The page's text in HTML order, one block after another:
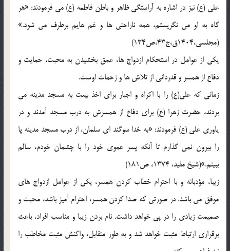
علی (ع) نیز در اشاره به آراستگی ظاهر و باطن فاطمه (ع) می فرمودند: «هر
گاه به او می نگریستم، همه ناراحتی ها و غم هایم برطرف می شود.»
(مجلسی،1404ق،ج43،ص134)
یکی از عوامل در استحکام ازدواج ها، عمق بخشیدن به محبت، حمایت و
دفاع از همسر و قدردانی از تلاش ها و زحمات اوست.
زمانی که علی(ع) را با اکراه و اجبار برای اخذ بیعت به مسجد مدینه می
بردند، حضرت زهرا (ع) برای دفاع از همسرش به درب مسجد آمدند و در
یاوری علی (ع) فرمودند: «به خدا سوگند ای سلمان، از درب مسجد مدینه پا
را بیرون نمی گذارم تا آنکه پسر عموی خود را با چشمان خودم، سالم
ببینم.»(شیخ مفید، 1374، ص181)
زیبا، مؤدبانه و با احترام خطاب کردن همسر، یکی از عوامل ازدواج های
موفق می باشد. در صورتی که صدا کردن همسر، احترام آمیز باشد، محبت و
صمیمت زیادی را در پی خواهد داشت. نام بردن زیبا و مناسب افراد، باعث
برقراری ارتباط مثبت خواهد شد و به طور متقابل، واکنش مثبت مخاطب را